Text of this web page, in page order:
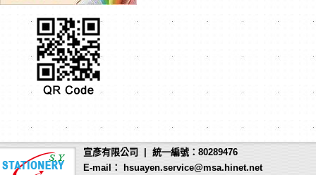
宣彥有限公司 | 統一編號：80289476
E-mail： hsuayen.service@msa.hinet.net